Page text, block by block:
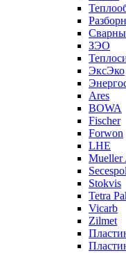
ЗЭО
ЭксЭко
Ares
BOWA
Fischer
Forwon
LHE
Mueller
Secespol
Stokvis
Tetra
Vicarb
Zilmet